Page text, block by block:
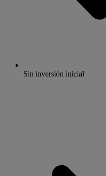
Sin inversión inicial